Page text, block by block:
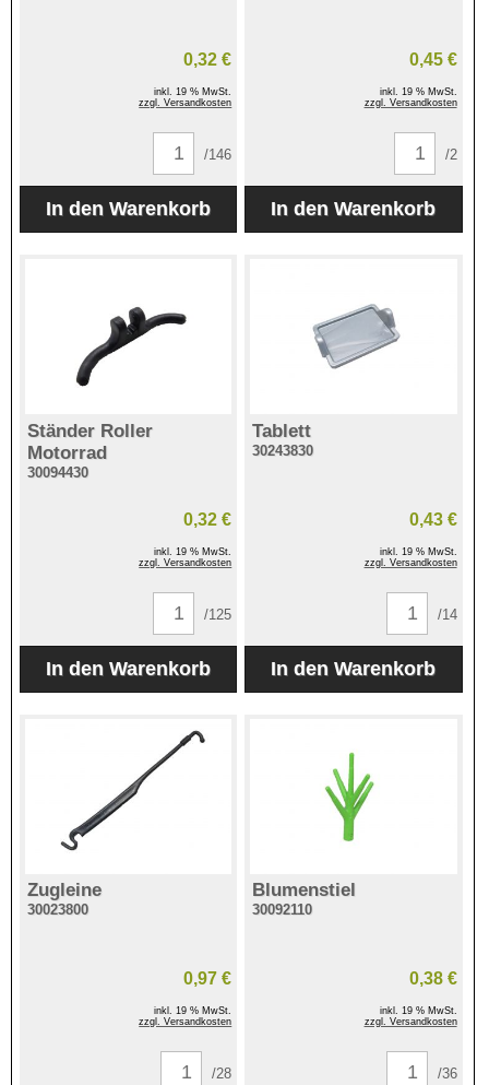
0,32 €
inkl. 19 % MwSt.
zzgl. Versandkosten
/146
0,45 €
inkl. 19 % MwSt.
zzgl. Versandkosten
/2
Ständer Roller
Motorrad
30094430
0,32 €
inkl. 19 % MwSt.
zzgl. Versandkosten
/125
Tablett
30243830
0,43 €
inkl. 19 % MwSt.
zzgl. Versandkosten
/14
Zugleine
30023800
0,97 €
inkl. 19 % MwSt.
zzgl. Versandkosten
/28
Blumenstiel
30092110
0,38 €
inkl. 19 % MwSt.
zzgl. Versandkosten
/36